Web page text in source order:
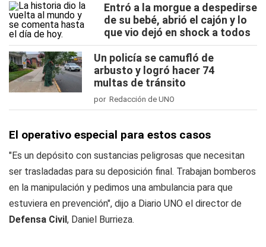
Entró a la morgue a despedirse
de su bebé, abrió el cajón y lo
que vio dejó en shock a todos
Un policía se camufló de
arbusto y logró hacer 74
multas de tránsito
por Redacción de UNO
El operativo especial para estos casos
"Es un depósito con sustancias peligrosas que necesitan
ser trasladadas para su deposición final. Trabajan bomberos
en la manipulación y pedimos una ambulancia para que
estuviera en prevención", dijo a Diario UNO el director de
Defensa Civil, Daniel Burrieza.